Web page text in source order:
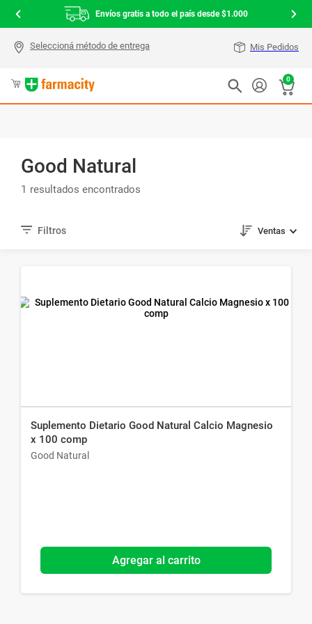
Envíos gratis a todo el país desde $1.000
Mis Pedidos
0
Good Natural
1
Ventas
Suplemento Dietario Good Natural Calcio Magnesio
x 100 comp
Good Natural
Agregar al carrito